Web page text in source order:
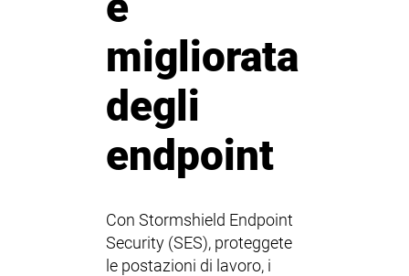
migliorata
degli
endpoint
Con Stormshield Endpoint
Security (SES), proteggete
le postazioni di lavoro, i